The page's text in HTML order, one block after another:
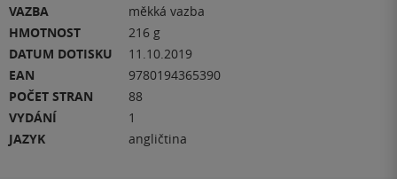
VAZBA
měkká vazba
HMOTNOST
216 g
DATUM DOTISKU
11.10.2019
EAN
9780194365390
POČET STRAN
88
VYDÁNÍ
1
JAZYK
angličtina